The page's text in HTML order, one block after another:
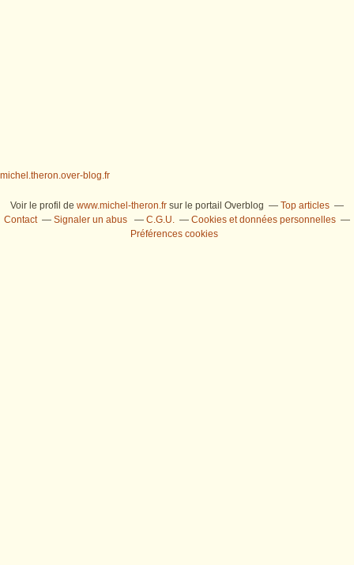
michel.theron.over-blog.fr
Voir le profil de www.michel-theron.fr sur le portail Overblog
Top articles
Contact
Signaler un abus C.G.U.
Cookies et données personnelles
Préférences cookies